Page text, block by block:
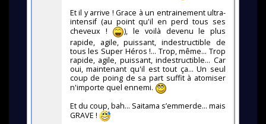
Et il y arrive ! Grace à un entrainement ultra-
intensif (au point qu'il en perd tous ses
cheveux !
), le voilà devenu le plus
rapide, agile, puissant, indestructible de
tous les Super Héros !... Trop, même... Trop
rapide, agile, puissant, indestructible... Car
oui, maintenant qu'il est tout ça... Un seul
coup de poing de sa part suffit à atomiser
n'importe quel ennemi.
Et du coup, bah... Saitama s’emmerde... mais
GRAVE !